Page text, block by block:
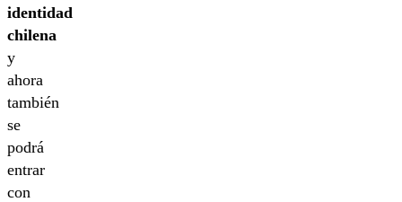
identidad
chilena
y
ahora
también
se
podrá
entrar
con